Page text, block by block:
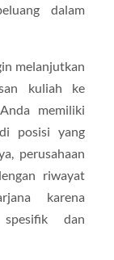
dalam
melanjutkan
kuliah ke
memiliki
posisi yang
perusahaan
riwayat
karena
dan